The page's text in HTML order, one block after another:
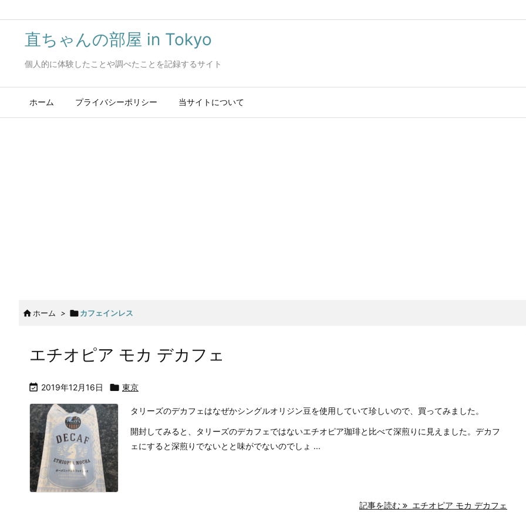
直ちゃんの部屋 in Tokyo
個人的に体験したことや調べたことを記録するサイト
ホーム プライバシーポリシー 当サイトについて
 ホーム > カフェインレス
エチオピア モカ デカフェ
 2019年12月16日  東京
タリーズのデカフェはなぜかシングルオリジン豆を使用していて珍しいので、買ってみました。
開封してみると、タリーズのデカフェではないエチオピア珈琲と比べて深煎りに見えました。デカフ
ェにすると深煎りでないとと味がでないのでしょ ...
記事を読む エチオピア モカ デカフェ